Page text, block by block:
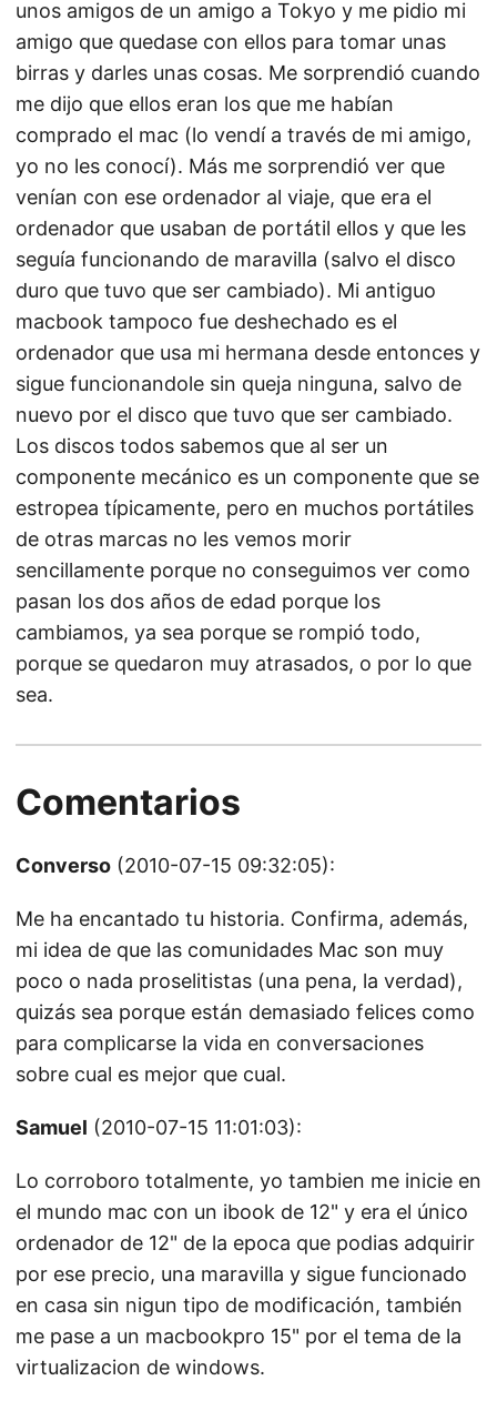
unos amigos de un amigo a Tokyo y me pidio mi
amigo que quedase con ellos para tomar unas
birras y darles unas cosas. Me sorprendió cuando
me dijo que ellos eran los que me habían
comprado el mac (lo vendí a través de mi amigo,
yo no les conocí). Más me sorprendió ver que
venían con ese ordenador al viaje, que era el
ordenador que usaban de portátil ellos y que les
seguía funcionando de maravilla (salvo el disco
duro que tuvo que ser cambiado). Mi antiguo
macbook tampoco fue deshechado es el
ordenador que usa mi hermana desde entonces y
sigue funcionandole sin queja ninguna, salvo de
nuevo por el disco que tuvo que ser cambiado.
Los discos todos sabemos que al ser un
componente mecánico es un componente que se
estropea típicamente, pero en muchos portátiles
de otras marcas no les vemos morir
sencillamente porque no conseguimos ver como
pasan los dos años de edad porque los
cambiamos, ya sea porque se rompió todo,
porque se quedaron muy atrasados, o por lo que
sea.
Comentarios
Converso (2010-07-15 09:32:05):
Me ha encantado tu historia. Confirma, además,
mi idea de que las comunidades Mac son muy
poco o nada proselitistas (una pena, la verdad),
quizás sea porque están demasiado felices como
para complicarse la vida en conversaciones
sobre cual es mejor que cual.
Samuel (2010-07-15 11:01:03):
Lo corroboro totalmente, yo tambien me inicie en
el mundo mac con un ibook de 12" y era el único
ordenador de 12" de la epoca que podias adquirir
por ese precio, una maravilla y sigue funcionado
en casa sin nigun tipo de modificación, también
me pase a un macbookpro 15" por el tema de la
virtualizacion de windows.